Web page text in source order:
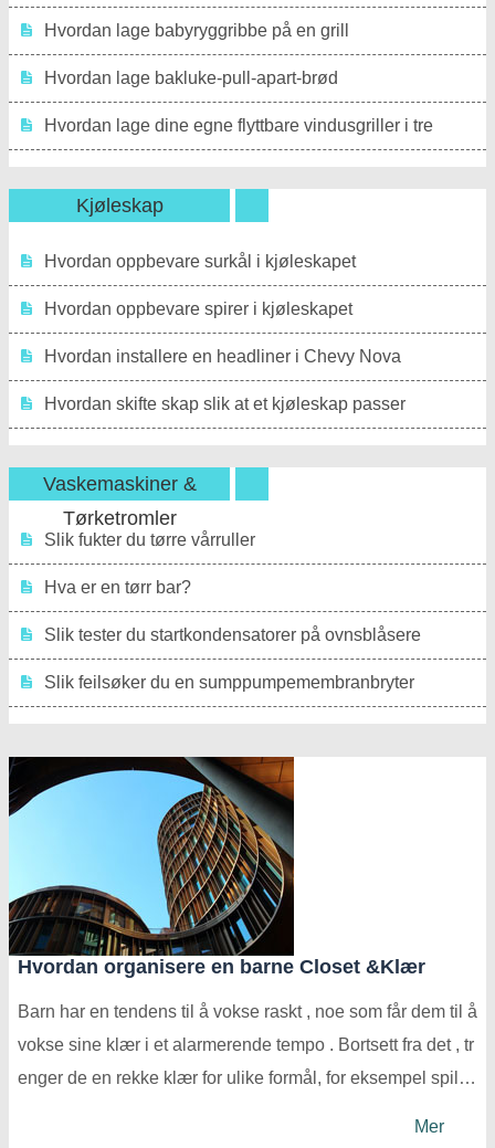
Hvordan lage babyryggribbe på en grill
Hvordan lage bakluke-pull-apart-brød
Hvordan lage dine egne flyttbare vindusgriller i tre
Kjøleskap
Hvordan oppbevare surkål i kjøleskapet
Hvordan oppbevare spirer i kjøleskapet
Hvordan installere en headliner i Chevy Nova
Hvordan skifte skap slik at et kjøleskap passer
Vaskemaskiner &
Tørketromler
Slik fukter du tørre vårruller
Hva er en tørr bar?
Slik tester du startkondensatorer på ovnsblåsere
Slik feilsøker du en sumppumpemembranbryter
Hvordan organisere en barne Closet &Klær
Barn har en tendens til å vokse raskt , noe som får dem til å
vokse sine klær i et alarmerende tempo . Bortsett fra det , tr
enger de en rekke klær for ulike formål, for eksempel spille
Mer